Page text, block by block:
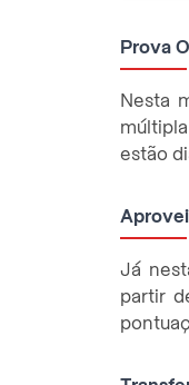
Prova
Nesta
estão
Já
partir